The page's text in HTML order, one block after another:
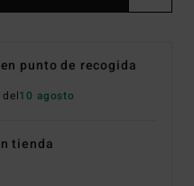
punto de recogida
10 agosto
tienda